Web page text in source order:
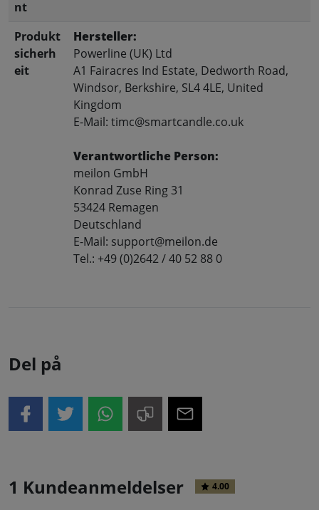
nt
Produkt
sicherh
eit
Hersteller:
Powerline (UK) Ltd
A1 Fairacres Ind Estate, Dedworth Road,
Windsor, Berkshire, SL4 4LE, United
Kingdom
E-Mail: timc@smartcandle.co.uk
Verantwortliche Person:
meilon GmbH
Konrad Zuse Ring 31
53424 Remagen
Deutschland
E-Mail: support@meilon.de
Tel.: +49 (0)2642 / 40 52 88 0
Del på
1 Kundeanmeldelser 4.00